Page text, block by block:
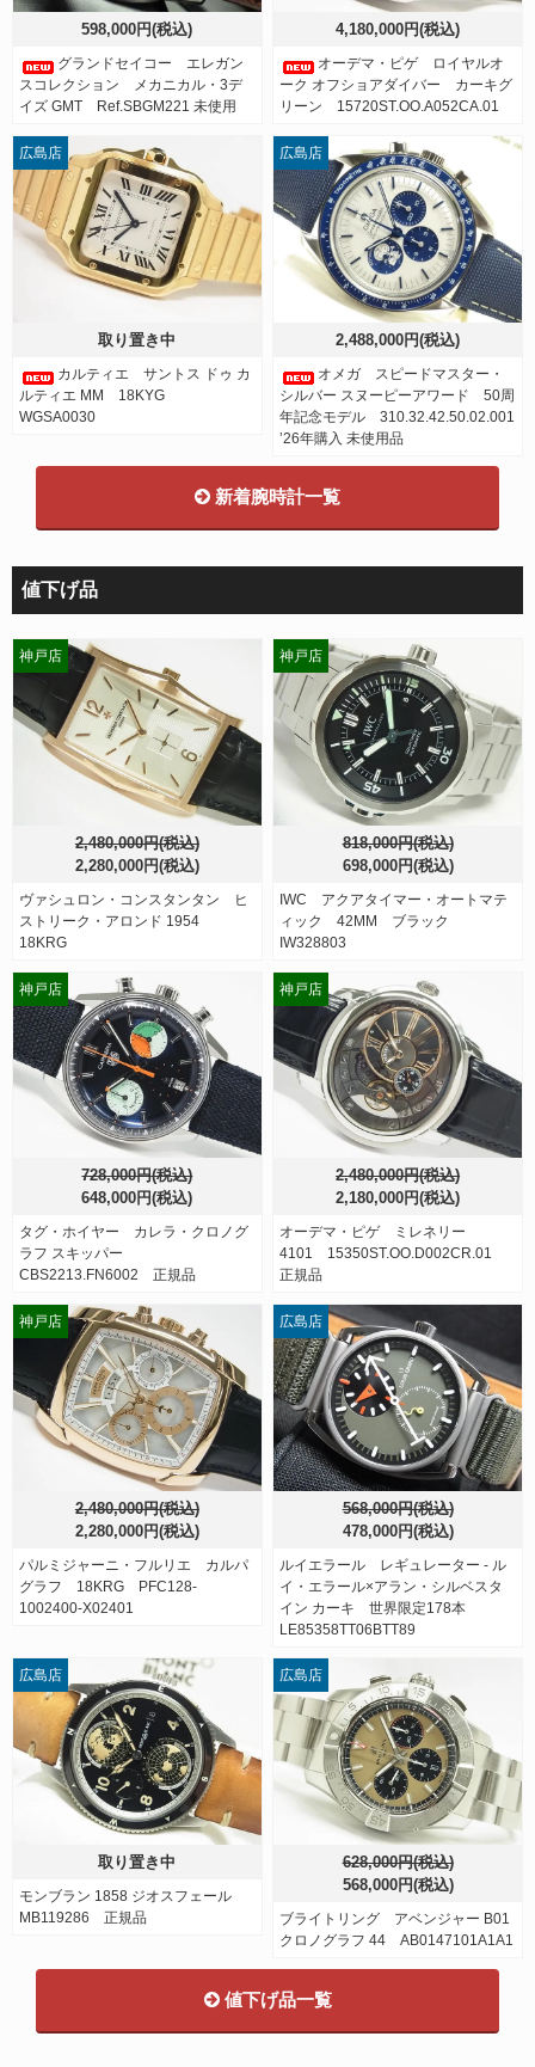
598,000円(税込)
グランドセイコー エレガン
スコレクション メカニカル・3デ
イズ GMT Ref.SBGM221 未使用
4,180,000円(税込)
オーデマ・ピゲ ロイヤルオ
ーク オフショアダイバー カーキグ
リーン 15720ST.OO.A052CA.01
取り置き中
カルティエ サントス ドゥ カ
ルティエ MM 18KYG
WGSA0030
広島店
2,488,000円(税込)
オメガ スピードマスター・
シルバー スヌーピーアワード 50周
年記念モデル 310.32.42.50.02.001
’26年購入 未使用品
広島店
新着腕時計一覧
値下げ品
2,480,000円(税込)
2,280,000円(税込)
ヴァシュロン・コンスタンタン ヒ
ストリーク・アロンド 1954
18KRG
神戸店
818,000円(税込)
698,000円(税込)
IWC アクアタイマー・オートマテ
ィック 42MM ブラック
IW328803
神戸店
728,000円(税込)
648,000円(税込)
タグ・ホイヤー カレラ・クロノグ
ラフ スキッパー
CBS2213.FN6002 正規品
神戸店
2,480,000円(税込)
2,180,000円(税込)
オーデマ・ピゲ ミレネリー
4101 15350ST.OO.D002CR.01
正規品
神戸店
2,480,000円(税込)
2,280,000円(税込)
パルミジャーニ・フルリエ カルパ
グラフ 18KRG PFC128-
1002400-X02401
神戸店
568,000円(税込)
478,000円(税込)
ルイエラール レギュレーター - ル
イ・エラール×アラン・シルベスタ
イン カーキ 世界限定178本
LE85358TT06BTT89
広島店
取り置き中
モンブラン 1858 ジオスフェール
MB119286 正規品
広島店
628,000円(税込)
568,000円(税込)
ブライトリング アベンジャー B01
クロノグラフ 44 AB0147101A1A1
広島店
値下げ品一覧